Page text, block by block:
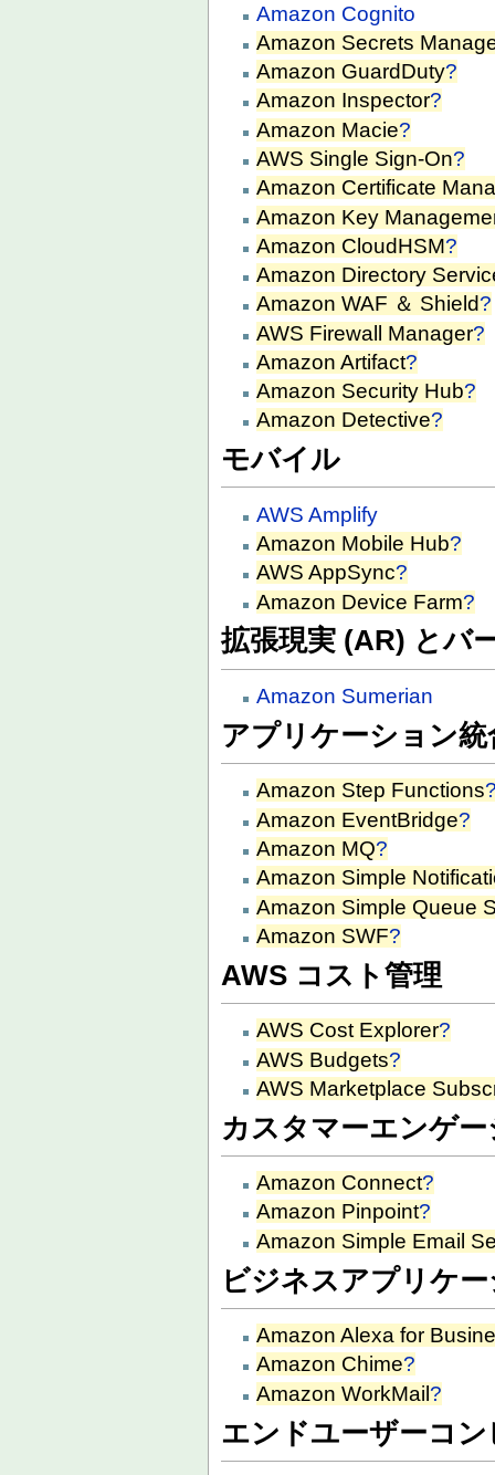
Amazon Cognito
Amazon Secrets
Amazon GuardDuty?
Amazon Inspector?
Amazon Macie?
AWS Single Sign-On?
Amazon Certificate
Amazon Key
Amazon CloudHSM?
Amazon Directory
Amazon WAF ＆ Shield?
AWS Firewall Manager?
Amazon Artifact?
Amazon Security Hub?
Amazon Detective?
モバイル
AWS Amplify
Amazon Mobile Hub?
AWS AppSync?
Amazon Device Farm?
拡張現実 (AR) とバ
Amazon Sumerian
アプリケーション統
Amazon Step Functions
Amazon EventBridge?
Amazon MQ?
Amazon Simple
Amazon Simple Queue
Amazon SWF?
AWS コスト管理
AWS Cost Explorer?
AWS Budgets?
AWS Marketplace
カスタマーエンゲ
Amazon Connect?
Amazon Pinpoint?
Amazon Simple Email
ビジネスアプリケ
Amazon Alexa for
Amazon Chime?
Amazon WorkMail?
エンドユーザーコ